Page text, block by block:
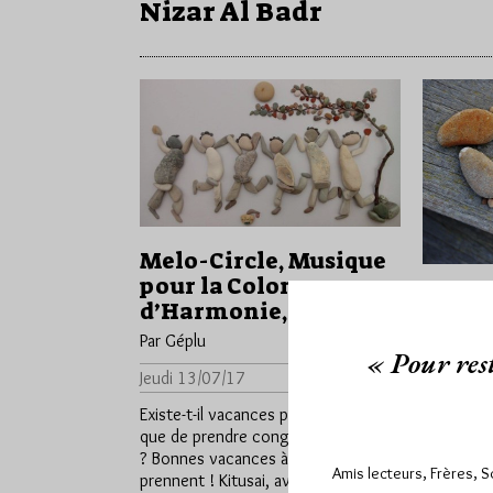
Nizar Al Badr
Melo-Circle, Musique
pour la Colonne
d’Harmonie, 124
Par Géplu
Jeudi 13/07/17
Lu 579 fois
Existe-t-il vacances plus profondes
que de prendre congé de soi-même
? Bonnes vacances à ceux qui en
prennent ! Kitusai, avec…
Par Géplu
demain,
« Pour
Amis lecteurs, Frères,